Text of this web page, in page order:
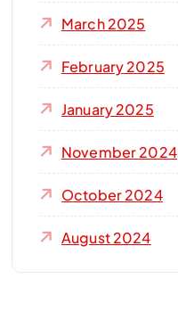
March 2025
February 2025
January 2025
November 2024
October 2024
August 2024